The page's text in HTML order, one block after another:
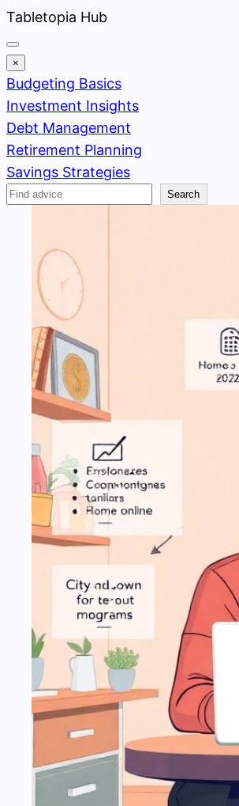
Skip
to
content
Tabletopia Hub
×
Budgeting Basics
Investment Insights
Debt Management
Retirement Planning
Savings Strategies
Search
Search